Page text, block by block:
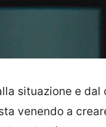
situazione e
venendo a